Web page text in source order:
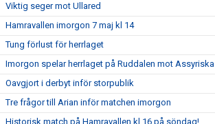
Viktig seger mot Ullared
Hamravallen imorgon 7 maj kl 14
Tung förlust för herrlaget
Imorgon spelar herrlaget på Ruddalen mot Assyriska
Oavgjort i derbyt inför storpublik
Tre frågor till Arian inför matchen imorgon
Historisk match på Hamravallen kl 16 på söndag!